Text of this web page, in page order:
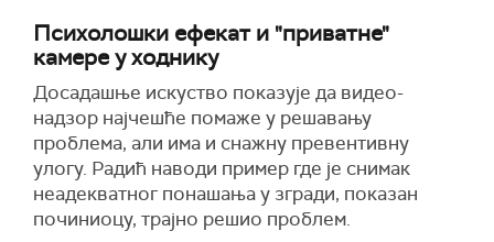
Психолошки ефекат и "приватне"
камере у ходнику
Досадашње искуство показује да видео-
надзор најчешће помаже у решавању
проблема, али има и снажну превентивну
улогу. Радић наводи пример где је снимак
неадекватног понашања у згради, показан
починиоцу, трајно решио проблем.